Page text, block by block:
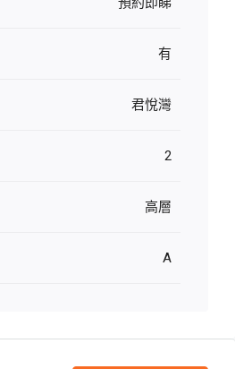
有
君悅灣
2
高層
A